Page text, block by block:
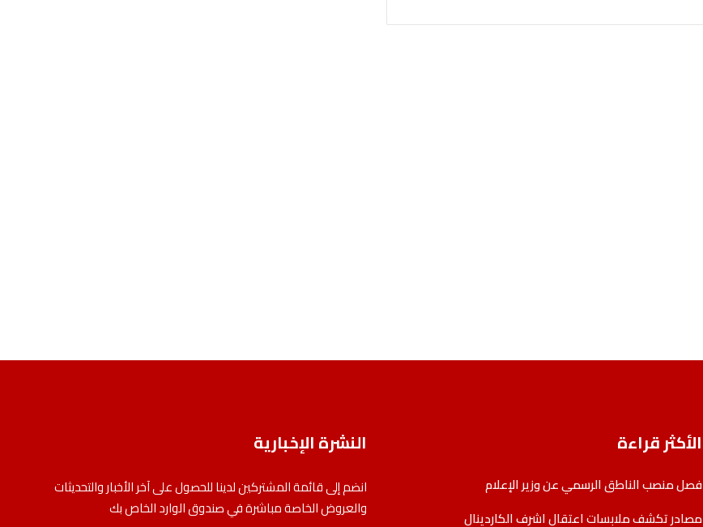
الأكثر قراءة
فصل منصب الناطق الرسمي عن وزير الإعلام
مصادر تكشف ملابسات اعتقال اشرف الكاردينال
النشرة الإخبارية
انضم إلى قائمة المشتركين لدينا للحصول على آخر الأخبار والتحديثات
والعروض الخاصة مباشرة في صندوق الوارد الخاص بك